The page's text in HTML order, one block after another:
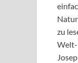
zu
Welt-